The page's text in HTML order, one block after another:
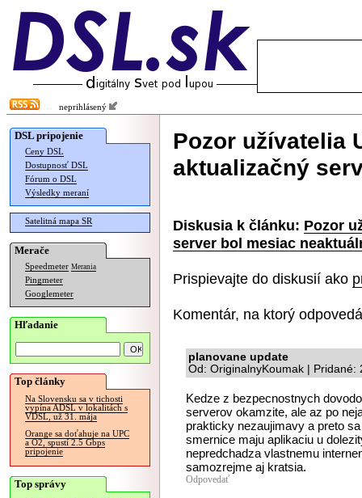
neprihlásený
DSL pripojenie
Ceny DSL
Dostupnosť DSL
Fórum o DSL
Výsledky meraní
Satelitná mapa SR
Merače
Speedmeter Merania
Pingmeter
Googlemeter
Hľadanie
Top články
Na Slovensku sa v tichosti
vypína ADSL v lokalitách s
VDSL, už 31. mája
Orange sa doťahuje na UPC
a O2, spustí 2.5 Gbps
pripojenie
Top správy
Pozor užívatelia
aktualizačný
Diskusia k článku: Pozor
server bol mesiac
Prispievajte do diskusií ako
Komentár, na ktorý
planovane update
Od: OriginalnyKoumak | Pridané:
Kedze z bezpecnostnych
serverov okamzite, ale az po
prakticky nezaujimavy a preto
smernice maju aplikaciu u
nepredchadza vlastnemu
samozrejme aj kratsia.
Odpovedať